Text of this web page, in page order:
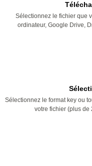
Sélectionnez le fichier que
ordinateur, Google Drive,
Sélectionnez le format key ou
votre fichier (plus de